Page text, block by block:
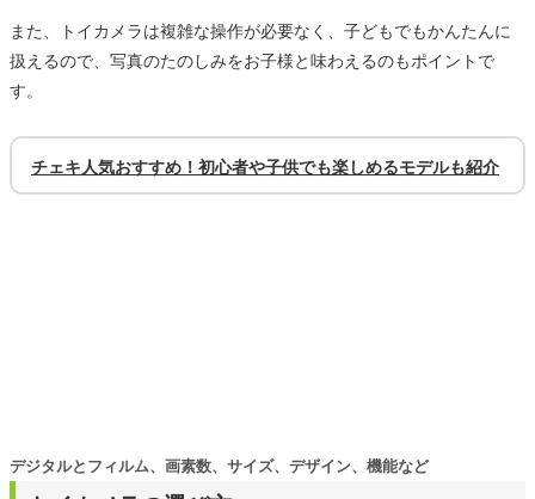
また、トイカメラは複雑な操作が必要なく、子どもでもかんたんに
扱えるので、写真のたのしみをお子様と味わえるのもポイントで
す。
チェキ人気おすすめ！初心者や子供でも楽しめるモデルも紹介
デジタルとフィルム、画素数、サイズ、デザイン、機能など